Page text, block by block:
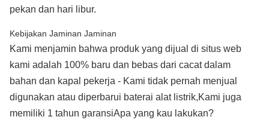
pekan dan hari libur.
Kebijakan Jaminan Jaminan
Kami menjamin bahwa produk yang dijual di situs web
kami adalah 100% baru dan bebas dari cacat dalam
bahan dan kapal pekerja - Kami tidak pernah menjual
digunakan atau diperbarui baterai alat listrik,Kami juga
memiliki 1 tahun garansiApa yang kau lakukan?